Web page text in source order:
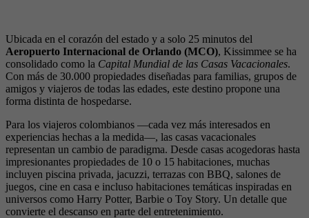
Ubicada en el corazón del estado y a solo 25 minutos del
Aeropuerto Internacional de Orlando (MCO), Kissimmee se ha
consolidado como la Capital Mundial de las Casas Vacacionales.
Con más de 30.000 propiedades diseñadas para familias, grupos de
amigos y viajeros de todas las edades, este destino propone una
forma distinta de hospedarse.
Para los viajeros colombianos —cada vez más interesados en
experiencias hechas a la medida—, las casas vacacionales
representan un cambio de paradigma. Desde casas acogedoras hasta
impresionantes propiedades de 10 o 15 habitaciones, muchas
incluyen piscina privada, jacuzzi, terrazas con BBQ, salones de
juegos, cine en casa e incluso habitaciones temáticas inspiradas en
universos como Harry Potter, Barbie o Toy Story. Un detalle que
convierte el descanso en parte del entretenimiento.